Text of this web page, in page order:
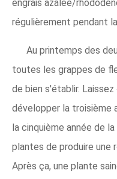
engrais azalée/
régulièrement pendant
Au printemps des
toutes les grappes de
de bien s'établir.
développer la troisième
la cinquième année de
plantes de produire
Après ça, une plante